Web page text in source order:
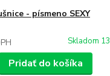
- písmeno SEXY
Skladom 13
Pridať do košíka